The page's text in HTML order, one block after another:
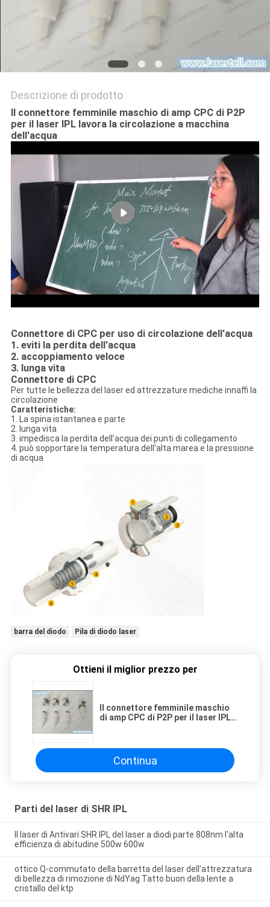
Descrizione di prodotto
Il connettore femminile maschio di amp CPC di P2P
per il laser IPL lavora la circolazione a macchina
dell'acqua
Connettore di CPC per uso di circolazione dell'acqua
1. eviti la perdita dell'acqua
2. accoppiamento veloce
3. lunga vita
Connettore di CPC
Per tutte le bellezza del laser ed attrezzature mediche innaffi la
circolazione
Caratteristiche:
1. La spina istantanea e parte
2. lunga vita
3. impedisca la perdita dell'acqua dei punti di collegamento
4. può sopportare la temperatura dell'alta marea e la pressione
di acqua
barra del diodo Pila di diodo laser
Ottieni il miglior prezzo per
Il connettore femminile maschio
di amp CPC di P2P per il laser IPL
dell'acqua
Continua
Parti del laser di SHR IPL
Il laser di Antivari SHR IPL del laser a diodi parte 808nm l'alta
efficienza di abitudine 500w 600w
ottico Q-commutato della barretta del laser dell'attrezzatura
di bellezza di rimozione di NdYag Tatto buon della lente a
cristallo del ktp